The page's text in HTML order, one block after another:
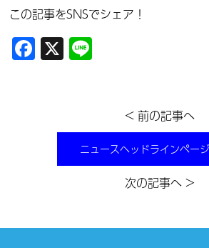
この記事をSNSでシェア！
Facebook
X
< 前の記事へ
ニュースヘッドラインペー
次の記事へ >